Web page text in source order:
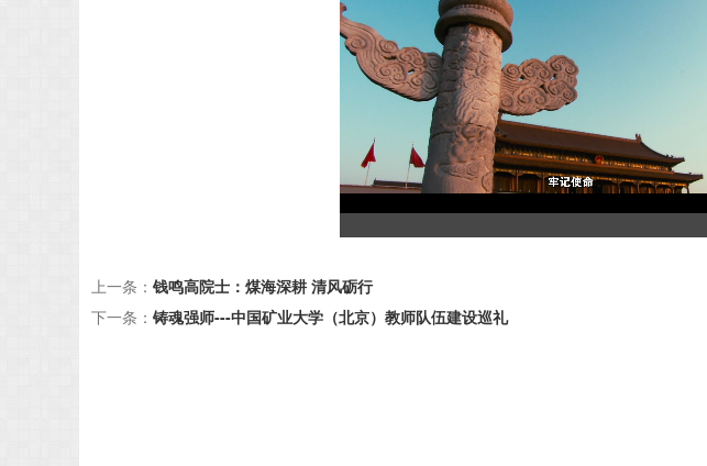
上一条： 钱鸣高院士：煤海深耕 清风砺行
下一条： 铸魂强师---中国矿业大学（北京）教师队伍建设巡礼